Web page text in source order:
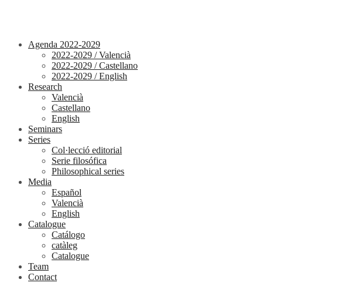
Agenda 2022-2029
2022-2029 / Valencià
2022-2029 / Castellano
2022-2029 / English
Research
Valencià
Castellano
English
Seminars
Series
Col·lecció editorial
Serie filosófica
Philosophical series
Media
Español
Valencià
English
Catalogue
Catálogo
catàleg
Catalogue
Team
Contact